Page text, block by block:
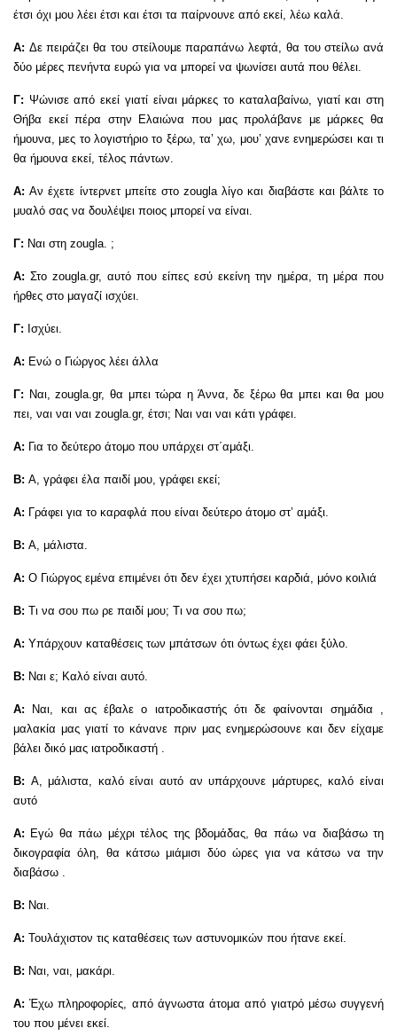
έτσι όχι μου λέει έτσι και έτσι τα παίρνουνε από εκεί, λέω καλά.
Α: Δε πειράζει θα του στείλουμε παραπάνω λεφτά, θα του στείλω ανά
δύο μέρες πενήντα ευρώ για να μπορεί να ψωνίσει αυτά που θέλει.
Γ: Ψώνισε από εκεί γιατί είναι μάρκες το καταλαβαίνω, γιατί και στη
Θήβα εκεί πέρα στην Ελαιώνα που μας προλάβανε με μάρκες θα
ήμουνα, μες το λογιστήριο το ξέρω, τα’ χω, μου’ χανε ενημερώσει και τι
θα ήμουνα εκεί, τέλος πάντων.
Α: Αν έχετε ίντερνετ μπείτε στο zougla λίγο και διαβάστε και βάλτε το
μυαλό σας να δουλέψει ποιος μπορεί να είναι.
Γ: Ναι στη zougla. ;
Α: Στο zougla.gr, αυτό που είπες εσύ εκείνη την ημέρα, τη μέρα που
ήρθες στο μαγαζί ισχύει.
Γ: Ισχύει.
Α: Ενώ ο Γιώργος λέει άλλα
Γ: Ναι, zougla.gr, θα μπει τώρα η Άννα, δε ξέρω θα μπει και θα μου
πει, ναι ναι ναι zougla.gr, έτσι; Ναι ναι ναι κάτι γράφει.
Α: Για το δεύτερο άτομο που υπάρχει στ΄αμάξι.
Β: Α, γράφει έλα παιδί μου, γράφει εκεί;
Α: Γράφει για το καραφλά που είναι δεύτερο άτομο στ’ αμάξι.
Β: Α, μάλιστα.
Α: Ο Γιώργος εμένα επιμένει ότι δεν έχει χτυπήσει καρδιά, μόνο κοιλιά
Β: Τι να σου πω ρε παιδί μου; Τι να σου πω;
Α: Υπάρχουν καταθέσεις των μπάτσων ότι όντως έχει φάει ξύλο.
Β: Ναι ε; Καλό είναι αυτό.
Α: Ναι, και ας έβαλε ο ιατροδικαστής ότι δε φαίνονται σημάδια ,
μαλακία μας γιατί το κάνανε πριν μας ενημερώσουνε και δεν είχαμε
βάλει δικό μας ιατροδικαστή .
Β: Α, μάλιστα, καλό είναι αυτό αν υπάρχουνε μάρτυρες, καλό είναι
αυτό
Α: Εγώ θα πάω μέχρι τέλος της βδομάδας, θα πάω να διαβάσω τη
δικογραφία όλη, θα κάτσω μιάμισι δύο ώρες για να κάτσω να την
διαβάσω .
Β: Ναι.
Α: Τουλάχιστον τις καταθέσεις των αστυνομικών που ήτανε εκεί.
Β: Ναι, ναι, μακάρι.
Α: Έχω πληροφορίες, από άγνωστα άτομα από γιατρό μέσω συγγενή
του που μένει εκεί.